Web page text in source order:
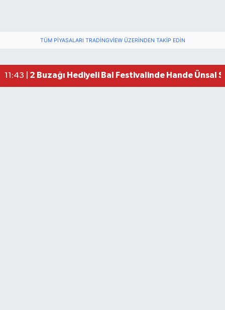
TÜM PIYASALARI TRADINGVIEW ÜZERINDEN TAKIP EDIN
11:43 | 2 Buzağı Hediyeli Bal Festivalinde Hande Ünsal